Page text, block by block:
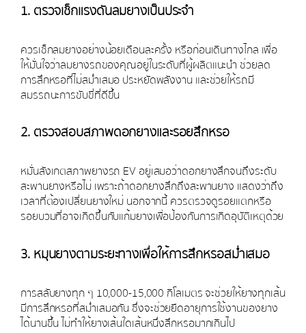
1. ตรวจเช็กแรงดันลมยางเป็นประจำ
ควรเช็กลมยางอย่างน้อยเดือนละครั้ง หรือก่อนเดินทางไกล เพื่อ
ให้มั่นใจว่าลมยางรถของคุณอยู่ในระดับที่ผู้ผลิตแนะนำ ช่วยลด
การสึกหรอที่ไม่สม่ำเสมอ ประหยัดพลังงาน และช่วยให้รถมี
สมรรถนะการขับขี่ที่ดีขึ้น
2. ตรวจสอบสภาพดอกยางและรอยสึกหรอ
หมั่นสังเกตสภาพยางรถ EV อยู่เสมอว่าดอกยางสึกจนถึงระดับ
สะพานยางหรือไม่ เพราะถ้าดอกยางสึกถึงสะพานยาง แสดงว่าถึง
เวลาที่ต้องเปลี่ยนยางใหม่ นอกจากนี้ ควรตรวจดูรอยแตกหรือ
รอยบวมที่อาจเกิดขึ้นกับแก้มยางเพื่อป้องกันการเกิดอุบัติเหตุด้วย
3. หมุนยางตามระยะทางเพื่อให้การสึกหรอสม่ำเสมอ
การสลับยางทุก ๆ 10,000-15,000 กิโลเมตร จะช่วยให้ยางทุกเส้น
มีการสึกหรอที่สม่ำเสมอกัน ซึ่งจะช่วยยืดอายุการใช้งานของยาง
ได้นานขึ้น ไม่ทำให้ยางเส้นใดเส้นหนึ่งสึกหรอมากเกินไป